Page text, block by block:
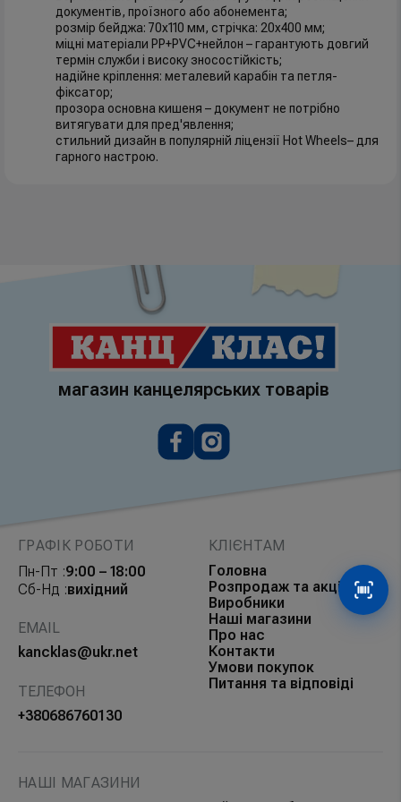
документів, проїзного або абонемента;
розмір бейджа: 70x110 мм, стрічка: 20x400 мм;
міцні матеріали PP+PVC+нейлон – гарантують довгий
термін служби і високу зносостійкість;
надійне кріплення: металевий карабін та петля-
фіксатор;
прозора основна кишеня – документ не потрібно
витягувати для пред'явлення;
стильний дизайн в популярній ліцензії Hot Wheels– для
гарного настрою.
магазин канцелярських товарів
ГРАФІК РОБОТИ
Пн-Пт :9:00 – 18:00
Сб-Нд :вихідний
EMAIL
kancklas@ukr.net
ТЕЛЕФОН
+380686760130
КЛІЄНТАМ
Головна
Розпродаж та акції
Виробники
Наші магазини
Про нас
Контакти
Умови покупок
Питання та відповіді
НАШІ МАГАЗИНИ